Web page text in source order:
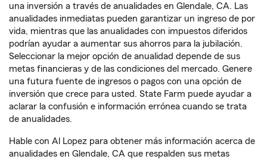
una inversión a través de anualidades en Glendale, CA. Las
anualidades inmediatas pueden garantizar un ingreso de por
vida, mientras que las anualidades con impuestos diferidos
podrían ayudar a aumentar sus ahorros para la jubilación.
Seleccionar la mejor opción de anualidad depende de sus
metas financieras y de las condiciones del mercado. Genere
una futura fuente de ingresos o pagos con una opción de
inversión que crece para usted. State Farm puede ayudar a
aclarar la confusión e información errónea cuando se trata
de anualidades.
Hable con Al Lopez para obtener más información acerca de
anualidades en Glendale, CA que respalden sus metas